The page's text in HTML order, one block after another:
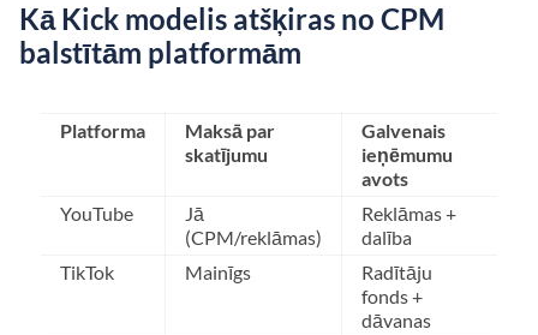
Kā Kick modelis atšķiras no CPM
balstītām platformām
Platforma
Maksā par
skatījumu
Galvenais
ieņēmumu
avots
YouTube
Jā
(CPM/reklāmas)
Reklāmas +
dalība
TikTok
Mainīgs
Radītāju
fonds +
dāvanas